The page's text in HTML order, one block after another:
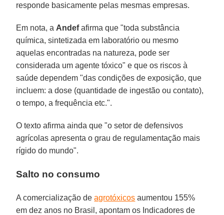
responde basicamente pelas mesmas empresas.
Em nota, a Andefafirma que "toda substância
química, sintetizada em laboratório ou mesmo
aquelas encontradas na natureza, pode ser
considerada um agente tóxico" e que os riscos à
saúde dependem "das condições de exposição, que
incluem: a dose (quantidade de ingestão ou contato),
o tempo, a frequência etc.".
O texto afirma ainda que "o setor de defensivos
agrícolas apresenta o grau de regulamentação mais
rígido do mundo".
Salto no consumo
A comercialização deagrotóxicos aumentou 155%
em dez anos no Brasil, apontam os Indicadores de